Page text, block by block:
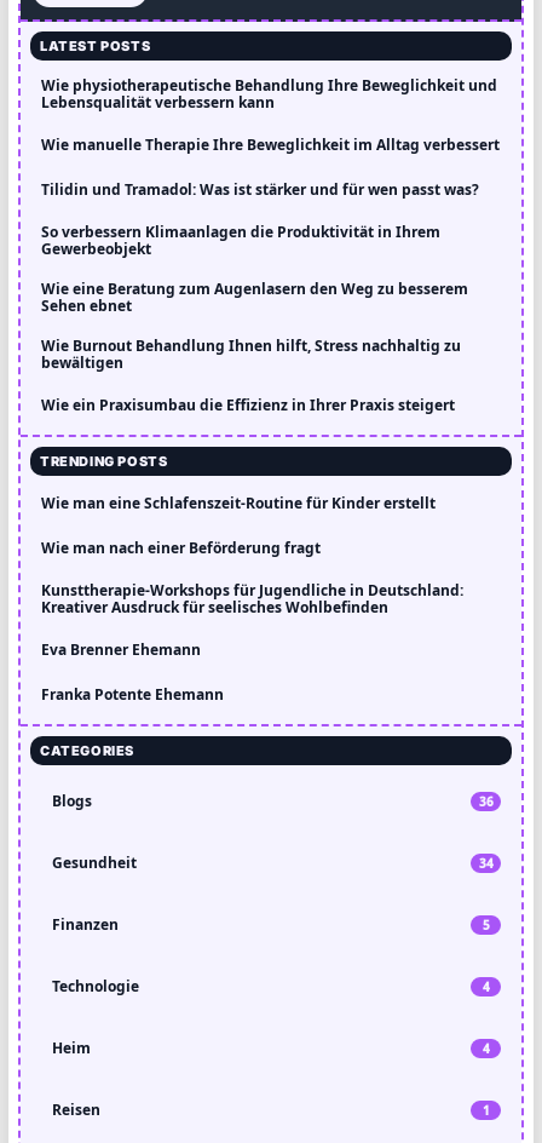
LATEST POSTS
Wie physiotherapeutische Behandlung Ihre Beweglichkeit und
Lebensqualität verbessern kann
Wie manuelle Therapie Ihre Beweglichkeit im Alltag verbessert
Tilidin und Tramadol: Was ist stärker und für wen passt was?
So verbessern Klimaanlagen die Produktivität in Ihrem
Gewerbeobjekt
Wie eine Beratung zum Augenlasern den Weg zu besserem
Sehen ebnet
Wie Burnout Behandlung Ihnen hilft, Stress nachhaltig zu
bewältigen
Wie ein Praxisumbau die Effizienz in Ihrer Praxis steigert
TRENDING POSTS
Wie man eine Schlafenszeit-Routine für Kinder erstellt
Wie man nach einer Beförderung fragt
Kunsttherapie-Workshops für Jugendliche in Deutschland:
Kreativer Ausdruck für seelisches Wohlbefinden
Eva Brenner Ehemann
Franka Potente Ehemann
CATEGORIES
Blogs 36
Gesundheit 34
Finanzen 5
Technologie 4
Heim 4
Reisen 1